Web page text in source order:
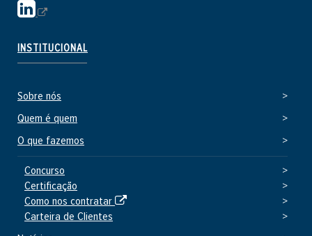
S
t
e
x
t
n
o
INSTITUCIONAL
Sobre nós
Quem é quem
O que fazemos
Concurso
Certificação
Como nos contratar
S
Carteira de Clientes